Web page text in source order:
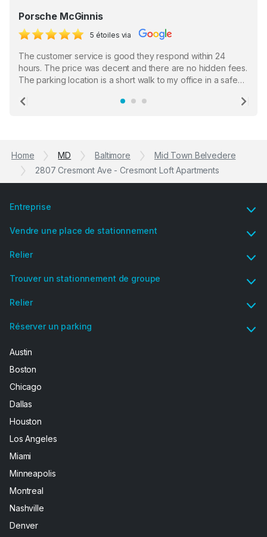
Porsche McGinnis
5 étoiles via
The customer service is good they respond within 24
hours. The price was decent and there are no hidden fees.
The parking location is a short walk to my office in a safe
the staff who serve as a third party in distributing the
Previous
Home MD Baltimore
Mid Town Belvedere
2807 Cresmont Ave - Cresmont Loft Apartments
Entreprise
Vendre une place de stationnement
Relier
Trouver un stationnement de groupe
Relier
Réserver un parking
Austin
Boston
Chicago
Dallas
Houston
Los Angeles
Miami
Minneapolis
Montreal
Nashville
Denver